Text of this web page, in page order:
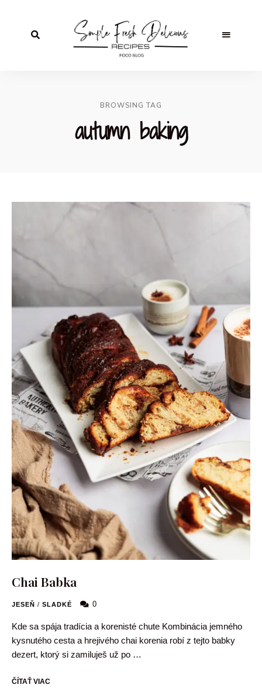
BROWSING TAG
autumn baking
Chai Babka
JESEŇ / SLADKÉ 0
Kde sa spája tradícia a korenisté chute Kombinácia jemného
kysnutého cesta a hrejivého chai korenia robí z tejto babky
dezert, ktorý si zamiluješ už po …
ČÍTAŤ VIAC